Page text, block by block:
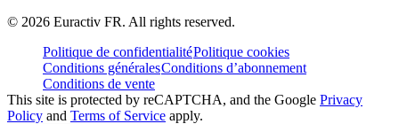
© 2026 Euractiv FR. All rights reserved.
Politique de confidentialitéPolitique cookies
Conditions généralesConditions d’abonnement
Conditions de vente
This site is protected by reCAPTCHA, and the Google Privacy
Policy and Terms of Service apply.